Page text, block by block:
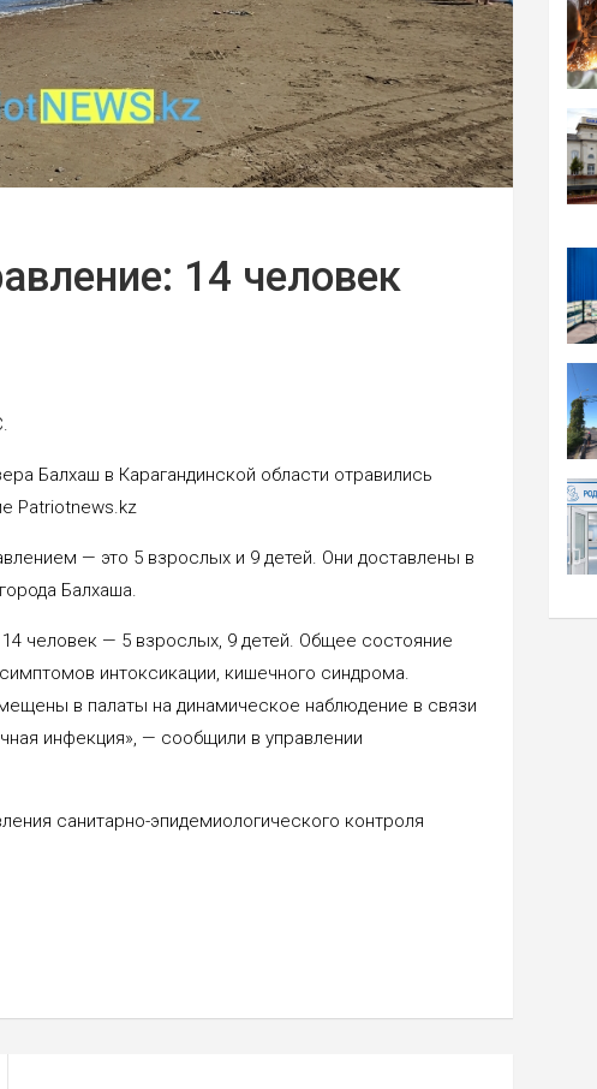
14 человек
Балхаш в Карагандинской области отравились
Patriotnews.kz
— это 5 взрослых и 9 детей. Они доставлены в
Балхаша.
человек — 5 взрослых, 9 детей. Общее состояние
интоксикации, кишечного синдрома.
в палаты на динамическое наблюдение в связи
инфекция», — сообщили в управлении
санитарно-эпидемиологического контроля